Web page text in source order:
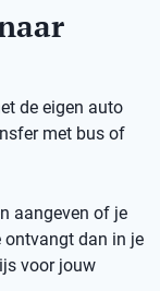
de eigen auto
met bus of
aangeven of je
ontvangt dan in je
voor jouw